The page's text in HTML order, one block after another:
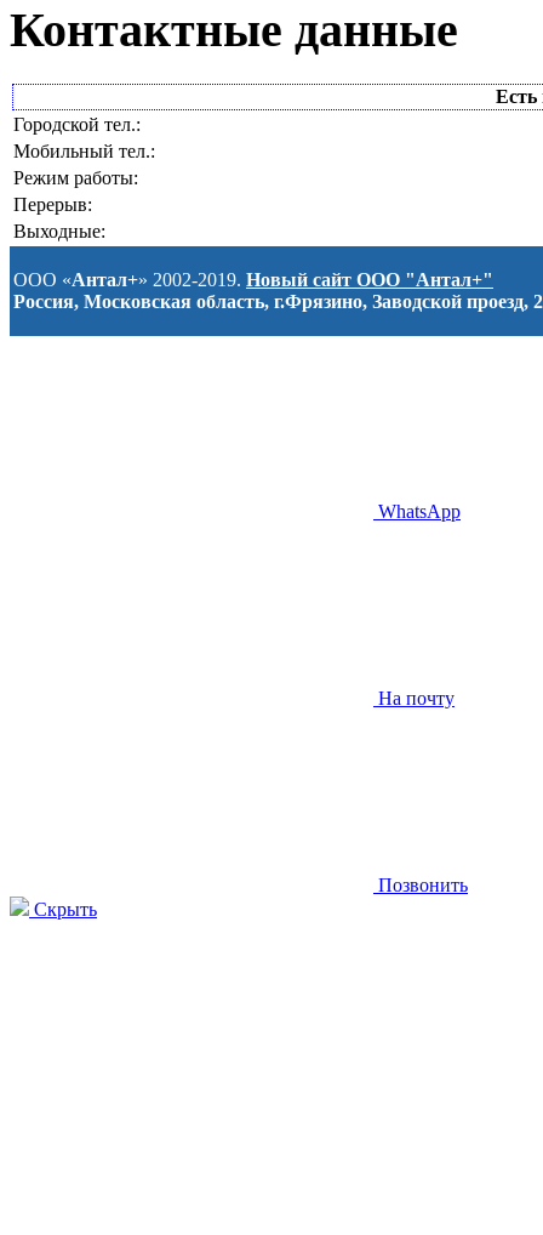
Контактные данные
Есть
Городской тел.:
Мобильный тел.:
Режим работы:
Перерыв:
Выходные:
ООО «Антал+» 2002-2019. Новый сайт ООО "Антал+"
Россия, Московская область, г.Фрязино, Заводской проезд, 2
WhatsApp
На почту
Позвонить
Скрыть